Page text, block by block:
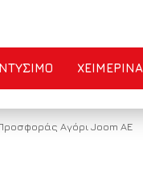
ΧΕΙΜΕΡΙΝΆ
Αγόρι Joom ΑΕ